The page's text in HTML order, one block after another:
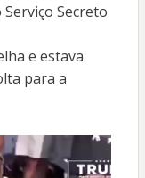
Secreto
e estava
para a